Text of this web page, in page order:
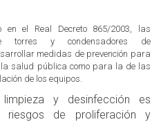
en el Real Decreto 865/2003, las
torres y condensadores de
medidas de prevención para
salud pública como para la de las
de los equipos.
y desinfección es
riesgos de proliferación y